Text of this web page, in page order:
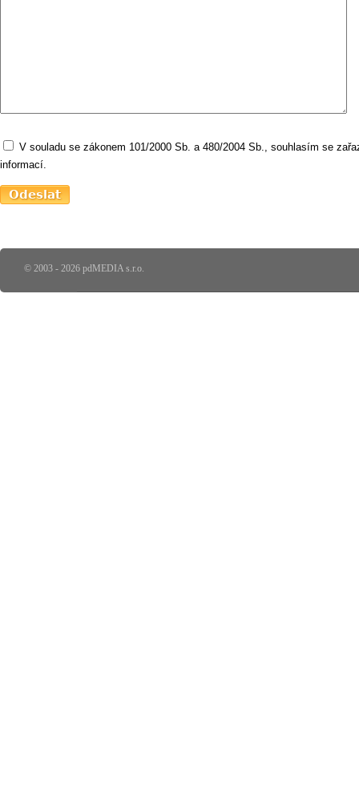
V souladu se zákonem 101/2000 Sb. a 480/2004 Sb., souhlasím se
informací.
© 2003 - 2026 pdMEDIA s.r.o.